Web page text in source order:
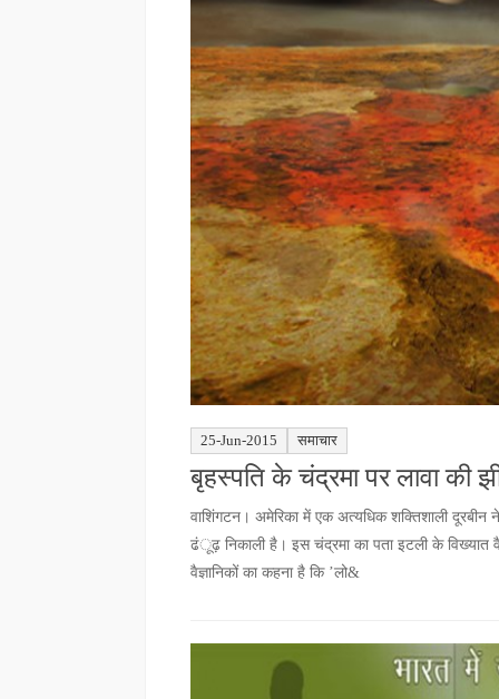
25-Jun-2015 समाचार
बृहस्पति के चंद्रमा पर लावा की
वाशिंगटन। अमेरिका में एक अत्यधिक शक्तिशाली दूरबीन
ढंूढ़ निकाली है। इस चंद्रमा का पता इटली के विख्यात
वैज्ञानिकों का कहना है कि ’लो&